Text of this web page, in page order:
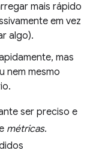
mais rápido
em vez
algo).
mas
nem mesmo
ser preciso e
métricas.